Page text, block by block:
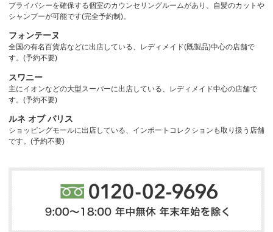
プライバシーを確保する個室のカウンセリングルームがあり、自髪のカットや
シャンプーが可能です(完全予約制)。
フォンテーヌ
全国の有名百貨店などに出店している、レディメイド(既製品)中心の店舗で
す。(予約不要)
スワニー
主にイオンなどの大型スーパーに出店している、レディメイド中心の店舗で
す。(予約不要)
ルネ オブ パリス
ショッピングモールに出店している、インポートコレクションも取り扱う店舗
です。(予約不要)